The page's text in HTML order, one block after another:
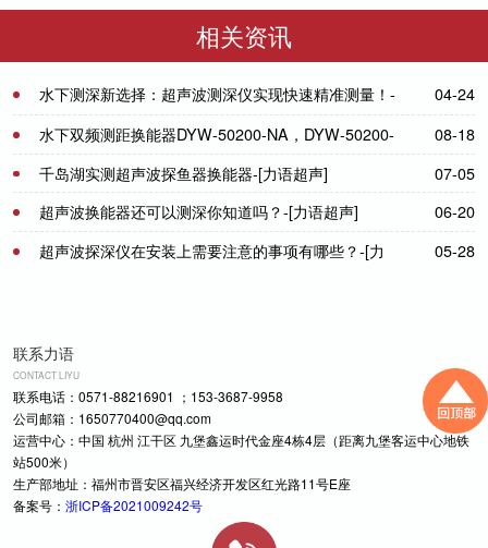
相关资讯
水下测深新选择：超声波测深仪实现快速精准测量！-
[力语超声]
04-24
水下双频测距换能器DYW-50200-NA，DYW-50200-
NB-[力语超声]
08-18
千岛湖实测超声波探鱼器换能器-[力语超声]
07-05
超声波换能器还可以测深你知道吗？-[力语超声]
06-20
超声波探深仪在安装上需要注意的事项有哪些？-[力
05-28
联系力语
CONTACT LIYU
联系电话：0571-88216901 ；153-3687-9958
公司邮箱：1650770400@qq.com
运营中心：中国 杭州 江干区 九堡鑫运时代金座4栋4层（距离九堡客运中心地铁
站500米）
生产部地址：福州市晋安区福兴经济开发区红光路11号E座
备案号： 浙ICP备2021009242号